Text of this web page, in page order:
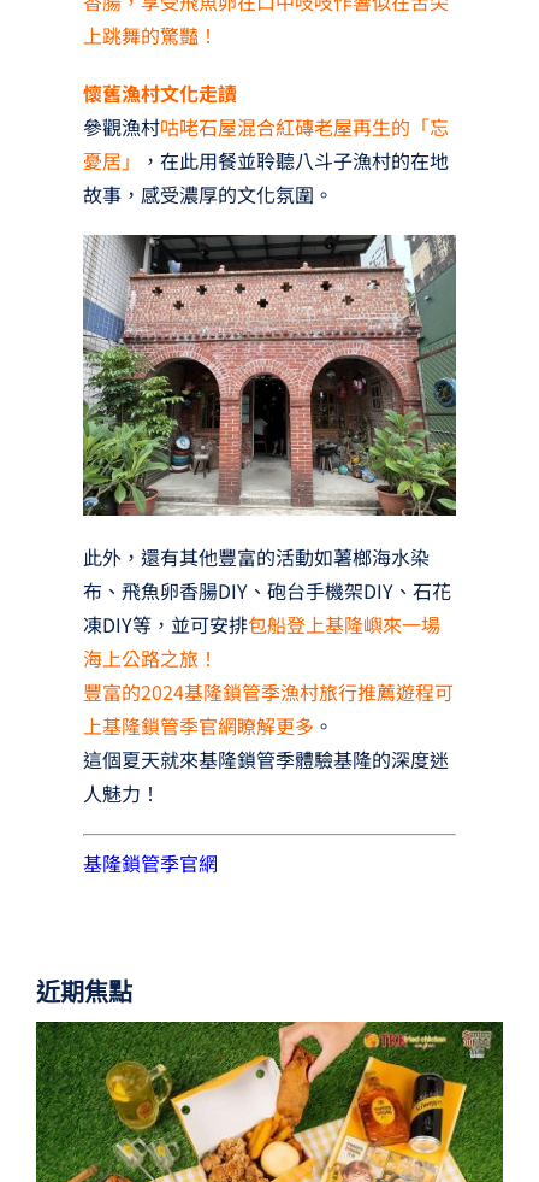
上跳舞的驚豔！
懷舊漁村文化走讀
參觀漁村咕咾石屋混合紅磚老屋再生的「忘
憂居」
，在此用餐並聆聽八斗子漁村的在地
故事，感受濃厚的文化氛圍。
此外，還有其他豐富的活動如薯榔海水染
布、飛魚卵香腸DIY、砲台手機架DIY、石花
凍DIY等，並可安排包船登上基隆嶼來一場
海上公路之旅！
豐富的2024基隆鎖管季漁村旅行推薦遊程可
上基隆鎖管季官網瞭解更多 。
這個夏天就來基隆鎖管季體驗基隆的深度迷
人魅力！
基隆鎖管季官網
近期焦點